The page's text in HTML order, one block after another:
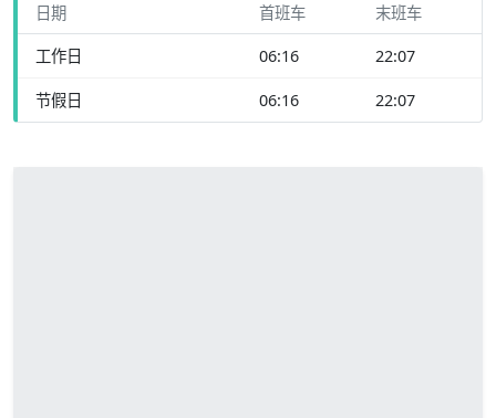
日期 首班车 末班车
工作日 06:16 22:07
节假日 06:16 22:07